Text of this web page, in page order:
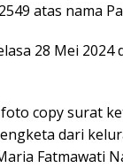
atas nama
28 Mei
copy surat
dari
Fatmawati